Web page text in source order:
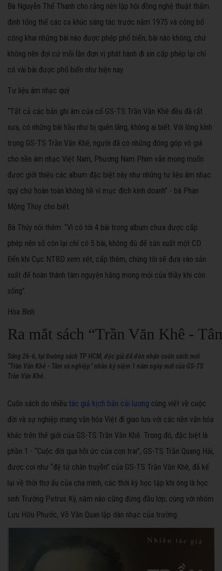
Bà Nguyễn Thế Thanh cho rằng nên lập hội đồng nghệ thuật thẩm
định tổng thể các ca khúc sáng tác trước năm 1975 và công bố
công khai những bài nào được phép phổ biến, bài nào không, chứ
không nên đợi cứ mỗi lần đơn vị phát hành đi xin cấp phép lại chỉ
có vài bài được phổ biến như hiện nay.
Tư liệu âm nhạc quý
“Tất cả các bản ghi âm của cố GS-TS Trần Văn Khê đều đã rất
xưa, có những bài hầu như bị quên lãng, không ai biết. Với lòng kính
trọng GS-TS Trần Văn Khê, người đã có những đóng góp vô giá
cho nền âm nhạc Việt Nam, Phương Nam Phim vẫn mong muốn
được giới thiệu các album đặc biệt này như những tư liệu âm nhạc
quý chứ hoàn toàn không hề vì mục đích kinh doanh” - bà Phan
Mộng Thúy cho biết.
Bà Thúy nói thêm: “Vì có tới 4 bài trong album chưa được cấp
phép nên số còn lại chỉ có 5 bài, không đủ để sản xuất một CD.
Đến khi Cục NTBD xem xét, cấp thêm, chúng tôi sẽ đưa vào sản
xuất để hoàn thành tâm nguyện hằng mong mỏi của thầy khi còn
sống”.
Hòa Bình
Ra mắt sách “Trần Văn Khê -
Sáng 26-6, tại Đường sách TP HCM, độc giả đã đón nhận cuốn sách mới
“Trần Văn Khê - Tâm và nghiệp” nhân kỷ niệm 1 năm ngày mất của GS-TS
Trần Văn Khê.
Cuốn sách do nhiều tác giả kịch bản cải lương cùng viết về cuộc
đời và sự nghiệp mang văn hóa Việt đi giao lưu với các nền văn hóa
khác trên thế giới của GS-TS Trần Văn Khê. Trong đó, đặc biệt là
phần 1 - “Cuộc đời qua hồi ức của con trai”, GS-TS Trần Quang Hải,
được coi như “đệ tử chân truyền” của GS-TS Trần Văn Khê, đã kể
lại về thời thơ ấu của cha mình, các thời kỳ học tập khi ông là học
sinh Trường Petrus Ký, năm nào cũng đứng đầu lớp; cùng với nhóm
Lưu Hữu Phước, Võ Văn Quan lập dàn nhạc của trường.